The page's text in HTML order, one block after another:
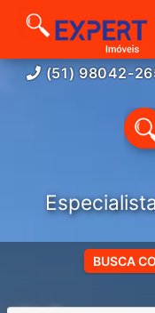
(51) 98042-
BUSCA